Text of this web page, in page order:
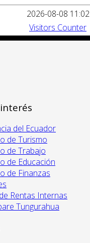
2026-08-08 11:02
Visitors Counter
del Ecuador
de Turismo
de Trabajo
de Educación
de Finanzas
Rentas Internas
Tungurahua